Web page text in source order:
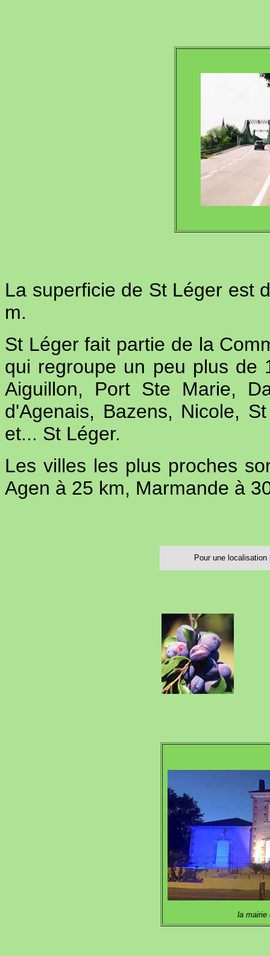
La superficie de St Léger est
m.
St Léger fait partie de la
qui regroupe un peu plus de
Aiguillon, Port Ste Marie,
d'Agenais, Bazens, Nicole,
et... St Léger.
Les villes les plus proches
Agen à 25 km, Marmande à
Pour une
la mairie